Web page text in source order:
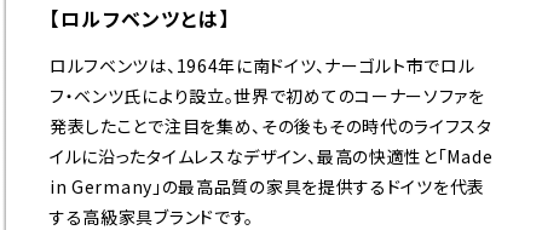
【ロルフベンツとは】
ロルフベンツは、1964年に南ドイツ、ナーゴルト市でロル
フ・ベンツ氏により設立。世界で初めてのコーナーソファを
発表したことで注目を集め、その後もその時代のライフスタ
イルに沿ったタイムレスなデザイン、最高の快適性と「Made
in Germany」の最高品質の家具を提供するドイツを代表
する高級家具ブランドです。